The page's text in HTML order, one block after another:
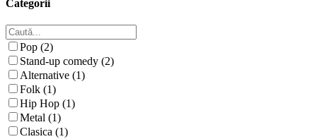
Categorii
Pop (2)
Stand-up comedy (2)
Alternative (1)
Folk (1)
Hip Hop (1)
Metal (1)
Clasica (1)